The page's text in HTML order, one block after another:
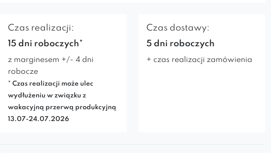
Czas realizacji:
15 dni roboczych*
z marginesem +/- 4 dni
robocze
* Czas realizacji może ulec
wydłużeniu w związku z
wakacyjną przerwą produkcyjną
13.07-24.07.2026
Czas dostawy:
5 dni roboczych
+ czas realizacji zamówienia